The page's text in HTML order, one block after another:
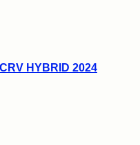
HYBRID 2024